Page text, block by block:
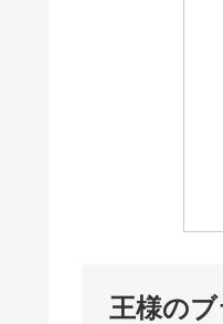
王様の